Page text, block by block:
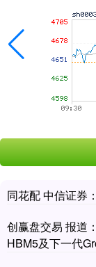
同花配 中信证券
创赢盘交易 报道
HBM5及下一代